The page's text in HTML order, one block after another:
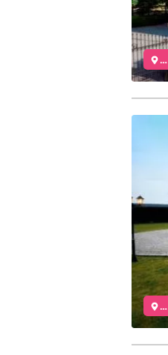
...
...